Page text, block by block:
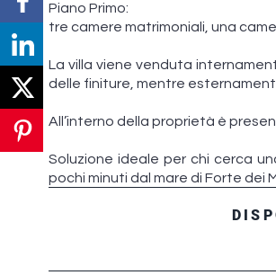
Piano Primo:
tre camere matrimoniali, una
La villa viene venduta
delle finiture, mentre
All’interno della proprietà è
Soluzione ideale per chi cerca
pochi minuti dal mare di Forte dei